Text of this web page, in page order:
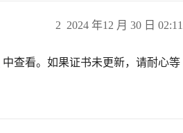
2024 年12 月 30 日 02:11
2
中查看。如果证书未更新，请耐心等